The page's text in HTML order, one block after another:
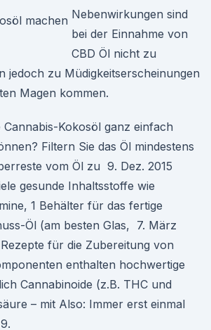
Nebenwirkungen sind
bei der Einnahme von
CBD Öl nicht zu
jedoch zu Müdigkeitserscheinungen
Magen kommen.
Cannabis-Kokosöl ganz einfach
Filtern Sie das Öl mindestens
vom Öl zu 9. Dez. 2015
gesunde Inhaltsstoffe wie
1 Behälter für das fertige
Öl (am besten Glas, 7. März
für die Zubereitung von
enthalten hochwertige
Cannabinoide (z.B. THC und
– mit Also: Immer erst einmal